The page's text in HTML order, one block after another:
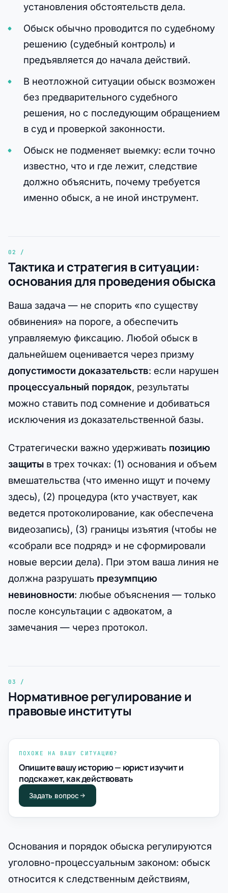
установления обстоятельств дела.
Обыск обычно проводится по судебному
решению (судебный контроль) и
предъявляется до начала действий.
В неотложной ситуации обыск возможен
без предварительного судебного
решения, но с последующим обращением
в суд и проверкой законности.
Обыск не подменяет выемку: если точно
известно, что и где лежит, следствие
должно объяснить, почему требуется
именно обыск, а не иной инструмент.
Тактика и стратегия в ситуации:
основания для проведения обыска
Ваша задача — не спорить «по существу
обвинения» на пороге, а обеспечить
управляемую фиксацию. Любой обыск в
дальнейшем оценивается через призму
допустимости доказательств: если нарушен
процессуальный порядок, результаты
можно ставить под сомнение и добиваться
исключения из доказательственной базы.
Стратегически важно удерживать позицию
защиты в трех точках: (1) основания и объем
вмешательства (что именно ищут и почему
здесь), (2) процедура (кто участвует, как
ведется протоколирование, как обеспечена
видеозапись), (3) границы изъятия (чтобы не
«собрали все подряд» и не сформировали
новые версии дела). При этом ваша линия не
должна разрушать презумпцию
невиновности: любые объяснения — только
после консультации с адвокатом, а
замечания — через протокол.
Нормативное регулирование и
правовые институты
ПОХОЖЕ НА ВАШУ СИТУАЦИЮ?
Опишите вашу историю — юрист изучит и
подскажет, как действовать
Задать вопрос
Основания и порядок обыска регулируются
уголовно-процессуальным законом: обыск
относится к следственным действиям,